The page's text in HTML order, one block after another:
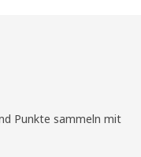
Punkte sammeln mit